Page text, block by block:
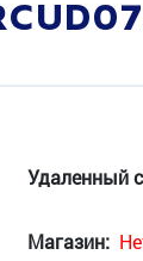
Удаленный
Магазин: